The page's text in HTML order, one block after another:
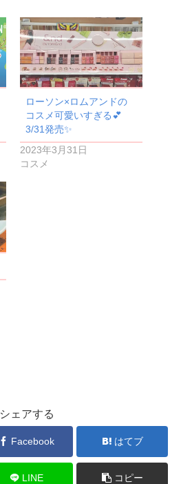
ローソン×ロムアンドの
コスメ可愛いすぎる💕
3/31発売✨
2023年3月31日
コスメ
シェアする
Facebook はてブ
LINE コピー